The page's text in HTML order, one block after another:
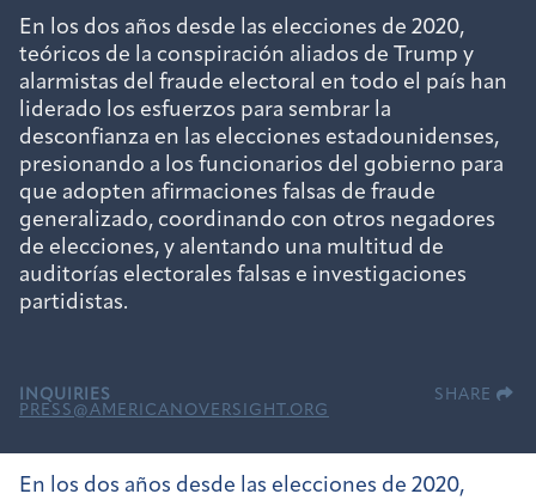
En los dos años desde las elecciones de 2020,
teóricos de la conspiración aliados de Trump y
alarmistas del fraude electoral en todo el país han
liderado los esfuerzos para sembrar la
desconfianza en las elecciones estadounidenses,
presionando a los funcionarios del gobierno para
que adopten afirmaciones falsas de fraude
generalizado, coordinando con otros negadores
de elecciones, y alentando una multitud de
auditorías electorales falsas e investigaciones
partidistas.
INQUIRIES
PRESS@AMERICANOVERSIGHT.ORG
SHARE
En los dos años desde las elecciones de 2020,